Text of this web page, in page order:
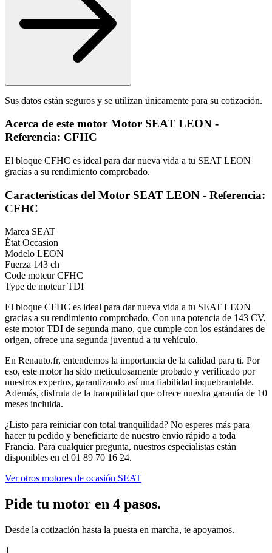
Sus datos están seguros y se utilizan únicamente para su cotización.
Acerca de este motor Motor SEAT LEON -
Referencia: CFHC
El bloque CFHC es ideal para dar nueva vida a tu SEAT LEON
gracias a su rendimiento comprobado.
Características del Motor SEAT LEON - Referencia:
CFHC
Marca SEAT
État Occasion
Modelo LEON
Fuerza 143 ch
Code moteurCFHC
Type de moteurTDI
El bloque CFHC es ideal para dar nueva vida a tu SEAT LEON
gracias a su rendimiento comprobado. Con una potencia de 143 CV,
este motor TDI de segunda mano, que cumple con los estándares de
origen, ofrece una segunda juventud a tu vehículo.
En Renauto.fr, entendemos la importancia de la calidad para ti. Por
eso, este motor ha sido meticulosamente probado y verificado por
nuestros expertos, garantizando así una fiabilidad inquebrantable.
Además, disfruta de la tranquilidad que ofrece nuestra garantía de 10
meses incluida.
¿Listo para reiniciar con total tranquilidad? No esperes más para
hacer tu pedido y beneficiarte de nuestro envío rápido a toda
Francia. Para cualquier pregunta, nuestros especialistas están
disponibles en el 01 89 70 16 24.
Ver otros motores de ocasión SEAT
Pide tu motor en 4 pasos.
Desde la cotización hasta la puesta en marcha, te apoyamos.
1